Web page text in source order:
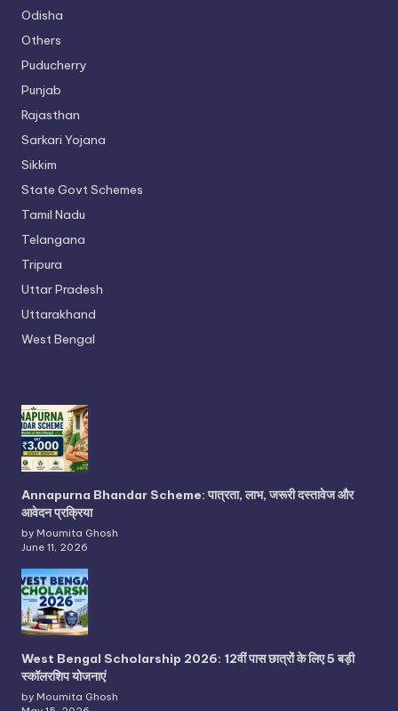
Odisha
Others
Puducherry
Punjab
Rajasthan
Sarkari Yojana
Sikkim
State Govt Schemes
Tamil Nadu
Telangana
Tripura
Uttar Pradesh
Uttarakhand
West Bengal
Annapurna Bhandar Scheme: पात्रता, लाभ, जरूरी दस्तावेज और
आवेदन प्रक्रिया
by Moumita Ghosh
June 11, 2026
West Bengal Scholarship 2026: 12वीं पास छात्रों के लिए 5 बड़ी
स्कॉलरशिप योजनाएं
by Moumita Ghosh